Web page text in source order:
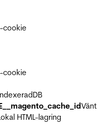
cookie
cookie
HTML-lagring